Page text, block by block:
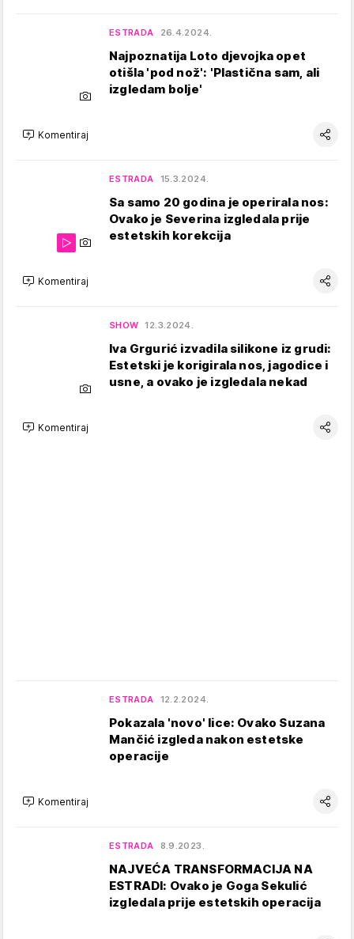
ESTRADA 26.4.2024.
Najpoznatija Loto djevojka opet
otišla 'pod nož': 'Plastična sam, ali
izgledam bolje'
Komentiraj
ESTRADA 15.3.2024.
Sa samo 20 godina je operirala nos:
Ovako je Severina izgledala prije
estetskih korekcija
Komentiraj
SHOW 12.3.2024.
Iva Grgurić izvadila silikone iz grudi:
Estetski je korigirala nos, jagodice i
usne, a ovako je izgledala nekad
Komentiraj
ESTRADA 12.2.2024.
Pokazala 'novo' lice: Ovako Suzana
Mančić izgleda nakon estetske
operacije
Komentiraj
ESTRADA 8.9.2023.
NAJVEĆA TRANSFORMACIJA NA
ESTRADI: Ovako je Goga Sekulić
izgledala prije estetskih operacija